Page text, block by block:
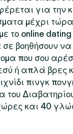
για
μέχρι
το online
βοηθήσουν
που σου
ή απλά βρες
πινγκ
του
και 40